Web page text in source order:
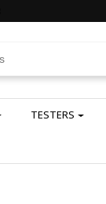
TESTERS